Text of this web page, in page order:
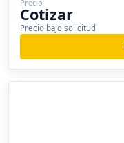
Precio
Cotizar
Precio bajo solicitud